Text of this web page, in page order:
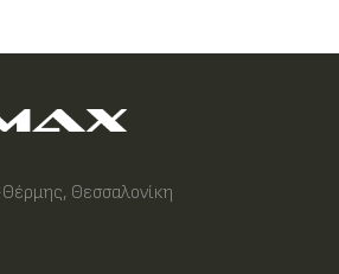
Θεσσαλονίκη